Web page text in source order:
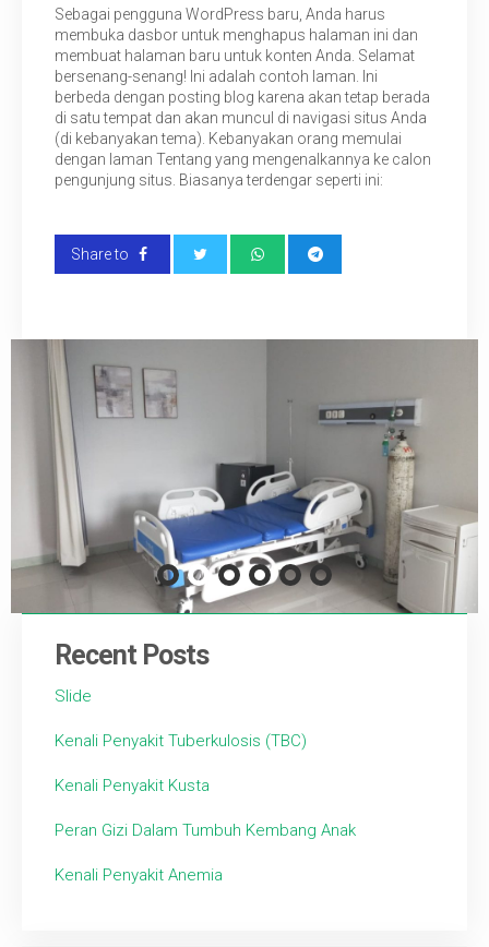
Sebagai pengguna WordPress baru, Anda harus
membuka dasbor untuk menghapus halaman ini dan
membuat halaman baru untuk konten Anda. Selamat
bersenang-senang! Ini adalah contoh laman. Ini
berbeda dengan posting blog karena akan tetap berada
di satu tempat dan akan muncul di navigasi situs Anda
(di kebanyakan tema). Kebanyakan orang memulai
dengan laman Tentang yang mengenalkannya ke calon
pengunjung situs. Biasanya terdengar seperti ini:
Share to
Recent Posts
Slide
Kenali Penyakit Tuberkulosis (TBC)
Kenali Penyakit Kusta
Peran Gizi Dalam Tumbuh Kembang Anak
Kenali Penyakit Anemia